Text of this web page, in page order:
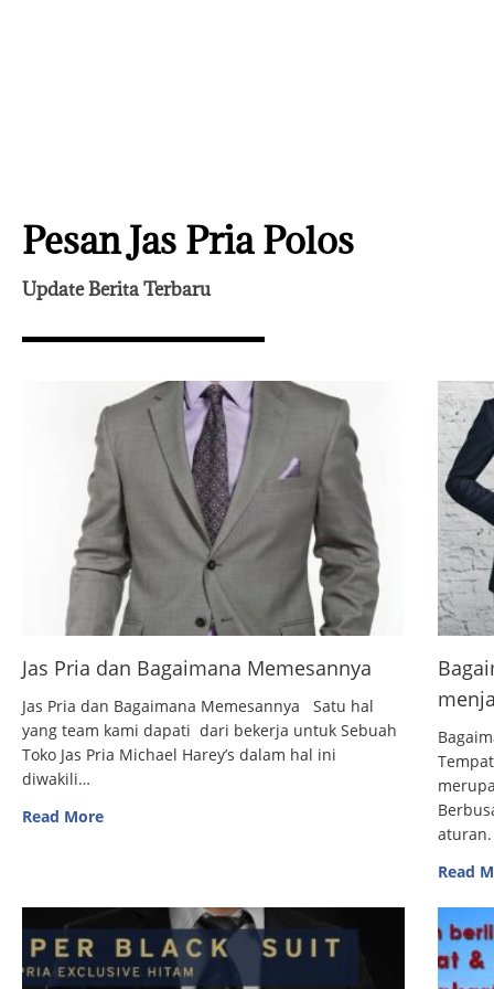
Pesan Jas Pria Polos
Update Berita Terbaru
Jas Pria dan Bagaimana Memesannya
Jas Pria dan Bagaimana Memesannya Satu hal
yang team kami dapati dari bekerja untuk Sebuah
Toko Jas Pria Michael Harey’s dalam hal ini
diwakili…
Read More
Read